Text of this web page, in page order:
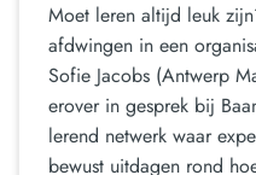
Moet leren altijd leuk
afdwingen in een
Sofie Jacobs (Antwerp
erover in gesprek bij
lerend netwerk waar
bewust uitdagen rond